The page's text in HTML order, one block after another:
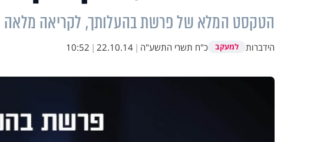
הטקסט המלא של פרשת בהעלותך, לקריאה מלאה
הידברות למעקב כ"ח תשרי התשע"ה |
22.10.14
|
10:52